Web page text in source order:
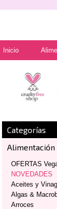
Inicio
Categorías
Alimentación
OFERTAS
NOVEDADES
Aceites y
Algas &
Arroces